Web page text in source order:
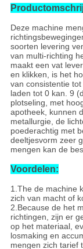
Deze machine
soorten levering
van multi-richting
maakt een vat
en klikken, is het
van consistentie
laden tot 0 kan. 9
plotseling, met
apotheek, kunnen
metallurgie, de
poederachtig met
deeltjesvorm zeer
mengen kan de
Voordelen:
1.The de machine
zich van macht of
2.Because de het
richtingen, zijn er
op het materiaal,
losmaking en
mengen zich tarief